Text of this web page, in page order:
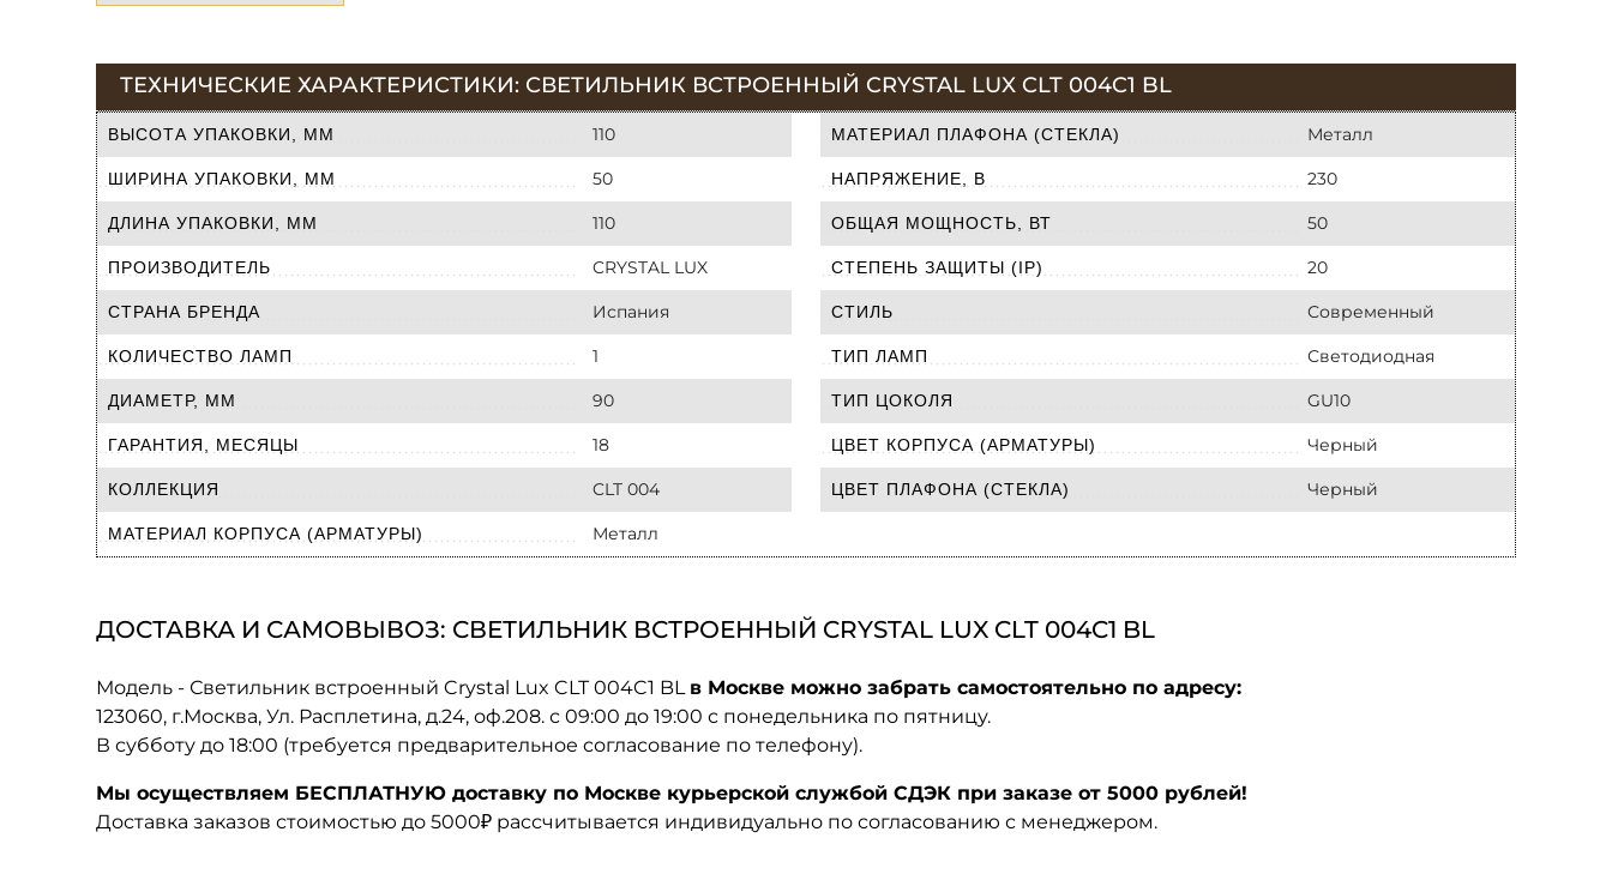
ТЕХНИЧЕСКИЕ ХАРАКТЕРИСТИКИ: СВЕТИЛЬНИК ВСТРОЕННЫЙ CRYSTAL LUX CLT 004C1 BL
ВЫСОТА УПАКОВКИ, ММ 110
ШИРИНА УПАКОВКИ, ММ 50
ДЛИНА УПАКОВКИ, ММ 110
ПРОИЗВОДИТЕЛЬ CRYSTAL LUX
СТРАНА БРЕНДА Испания
КОЛИЧЕСТВО ЛАМП 1
ДИАМЕТР, ММ 90
ГАРАНТИЯ, МЕСЯЦЫ 18
КОЛЛЕКЦИЯ CLT 004
МАТЕРИАЛ КОРПУСА (АРМАТУРЫ) Металл
МАТЕРИАЛ ПЛАФОНА (СТЕКЛА) Металл
НАПРЯЖЕНИЕ, В 230
ОБЩАЯ МОЩНОСТЬ, ВТ 50
СТЕПЕНЬ ЗАЩИТЫ (IP) 20
СТИЛЬ Современный
ТИП ЛАМП Светодиодная
ТИП ЦОКОЛЯ GU10
ЦВЕТ КОРПУСА (АРМАТУРЫ) Черный
ЦВЕТ ПЛАФОНА (СТЕКЛА) Черный
ДОСТАВКА И САМОВЫВОЗ: СВЕТИЛЬНИК ВСТРОЕННЫЙ CRYSTAL LUX CLT 004C1 BL
Модель - Светильник встроенный Crystal Lux CLT 004C1 BL в Москве можно забрать самостоятельно по адресу:
123060, г.Москва, Ул. Расплетина, д.24, оф.208. с 09:00 до 19:00 с понедельника по пятницу.
В субботу до 18:00 (требуется предварительное согласование по телефону).
Мы осуществляем БЕСПЛАТНУЮ доставку по Москве курьерской службой СДЭК при заказе от 5000 рублей!
Доставка заказов стоимостью до 5000₽ рассчитывается индивидуально по согласованию с менеджером.